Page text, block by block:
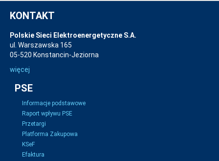
KONTAKT
Polskie Sieci Elektroenergetyczne S.A.
ul. Warszawska 165
05-520 Konstancin-Jeziorna
więcej
PSE
Informacje podstawowe
Raport wpływu PSE
Przetargi
Platforma Zakupowa
KSeF
Efaktura